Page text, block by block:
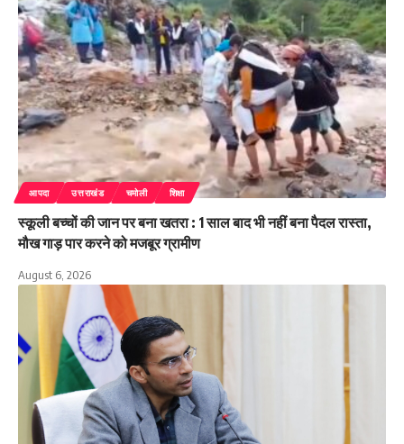
आपदा उत्तराखंड चमोली शिक्षा
स्कूली बच्चों की जान पर बना खतरा : 1 साल बाद भी नहीं बना पैदल रास्ता,
मौख गाड़ पार करने को मजबूर ग्रामीण
August 6, 2026